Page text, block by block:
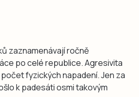
zaznamenávají ročně
po celé republice. Agresivita
fyzických napadení. Jen za
k padesáti osmi takovým